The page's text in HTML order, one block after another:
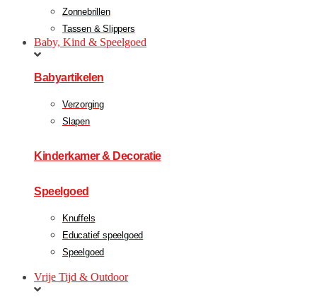
Zonnebrillen
Tassen & Slippers
Baby, Kind & Speelgoed
Babyartikelen
Verzorging
Slapen
Kinderkamer & Decoratie
Speelgoed
Knuffels
Educatief speelgoed
Speelgoed
Vrije Tijd & Outdoor